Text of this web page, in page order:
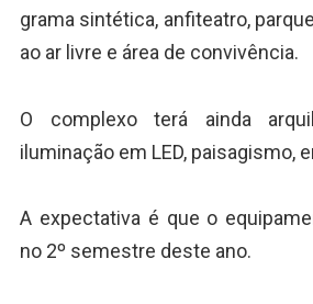
grama sintética, anfiteatro,
ao ar livre e área de convivência.
O complexo terá ainda
iluminação em LED, paisagismo,
A expectativa é que o
no 2º semestre deste ano.